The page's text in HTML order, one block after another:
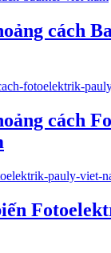
cách
cách